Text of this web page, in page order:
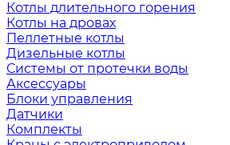
Котлы длительного горения
Котлы на дровах
Пеллетные котлы
Дизельные котлы
Системы от протечки воды
Аксессуары
Блоки управления
Датчики
Комплекты